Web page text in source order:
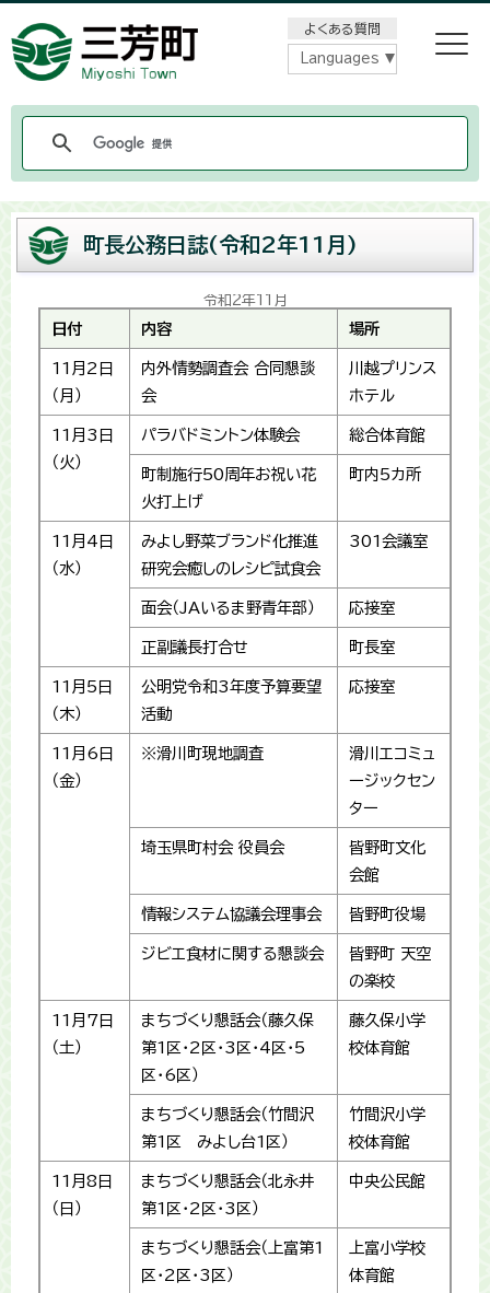
よくある質問
Languages
町長公務日誌(令和2年11月)
令和2年11月
日付 内容 場所
11月2日
（月）
内外情勢調査会 合同懇談
会
川越プリンス
ホテル
11月3日
（火）
パラバドミントン体験会 総合体育館
町制施行50周年お祝い花
火打上げ
町内5カ所
11月4日
（水）
みよし野菜ブランド化推進
研究会癒しのレシピ試食会
301会議室
面会（JAいるま野青年部） 応接室
正副議長打合せ 町長室
11月5日
（木）
公明党令和3年度予算要望
活動
応接室
11月6日
（金）
※滑川町現地調査
滑川エコミュ
ージックセン
ター
埼玉県町村会 役員会
皆野町文化
会館
情報システム協議会理事会 皆野町役場
ジビエ食材に関する懇談会
皆野町 天空
の楽校
11月7日
（土）
まちづくり懇話会（藤久保
第1区・2区・3区・4区・5
区・6区）
藤久保小学
校体育館
まちづくり懇話会（竹間沢
第1区 みよし台1区）
竹間沢小学
校体育館
11月8日
（日）
まちづくり懇話会（北永井
第1区・2区・3区）
中央公民館
まちづくり懇話会（上富第1
区・2区・3区）
上富小学校
体育館